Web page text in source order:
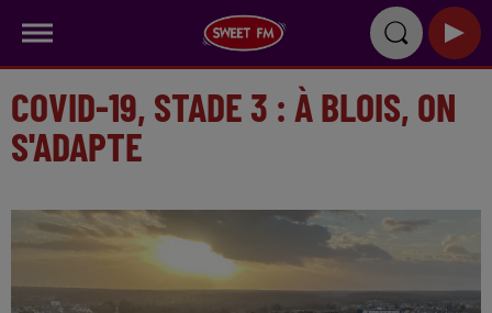
COVID-19, STADE 3 : À BLOIS, ON
S'ADAPTE